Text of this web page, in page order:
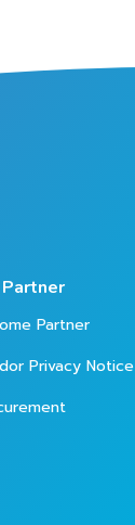
Partner
Partner
Privacy Notice